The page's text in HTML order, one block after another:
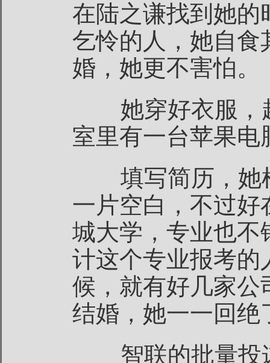
在陆之谦找到她的
乞怜的人，她自食
婚，她更不害怕。
她穿好衣服，
室里有一台苹果电
填写简历，她
一片空白，不过
城大学，专业也
计这个专业报考的
候，就有好几家公
结婚，她一一回绝
智联的批量投